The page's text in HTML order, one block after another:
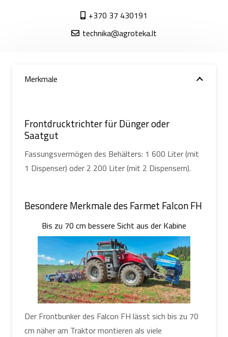
+370 37 430191
technika@agroteka.lt
Merkmale
Frontdrucktrichter für Dünger oder
Saatgut
Fassungsvermögen des Behälters: 1 600 Liter (mit
1 Dispenser) oder 2 200 Liter (mit 2 Dispensern).
Besondere Merkmale des Farmet Falcon FH
Bis zu 70 cm bessere Sicht aus der Kabine
Der Frontbunker des Falcon FH lässt sich bis zu 70
cm näher am Traktor montieren als viele